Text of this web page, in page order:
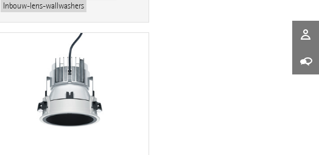
Inbouw-lens-wallwashers